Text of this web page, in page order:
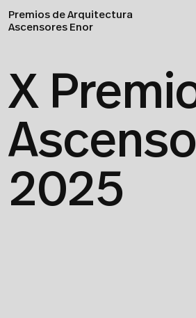
Premios de Arquitectura
Ascensores Enor
X
2025